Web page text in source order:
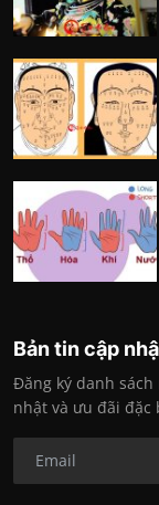
Bản tin cập
Đăng ký danh
nhật và ưu đãi đặc